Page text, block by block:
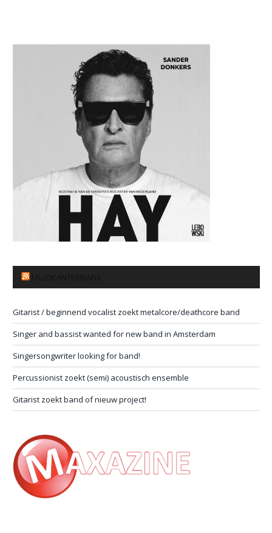
Gitarist / beginnend vocalist zoekt metalcore/deathcore band
Singer and bassist wanted for new band in Amsterdam
Singersongwriter looking for band!
Percussionist zoekt (semi) acoustisch ensemble
Gitarist zoekt band of nieuw project!